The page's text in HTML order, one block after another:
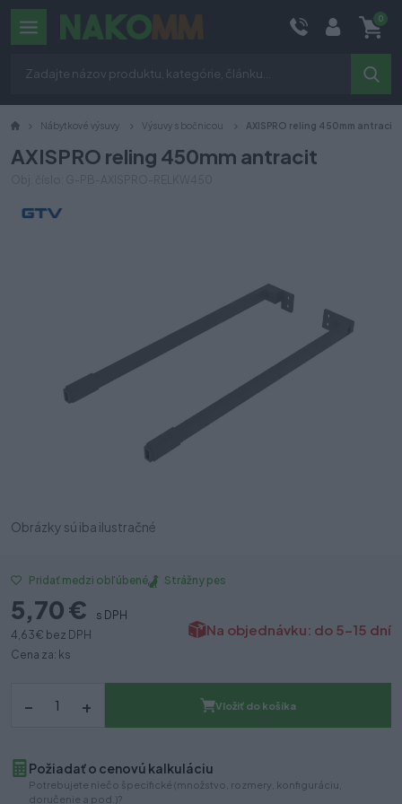
0
Nábytkové výsuvy Výsuvy s bočnicou AXISPRO reling 450mm antracit
AXISPRO reling 450mm antracit
Obrázky sú iba ilustračné
Pridať medzi obľúbené Strážny pes
5,70 €
s DPH
4,63 € bez DPH
Cena za: ks
Na objednávku: do 5-15 dní
– + Vložiť do košíka
Požiadať o cenovú kalkuláciu
Potrebujete niečo špecifické (množstvo, rozmery, konfiguráciu,
doručenie a pod.)?